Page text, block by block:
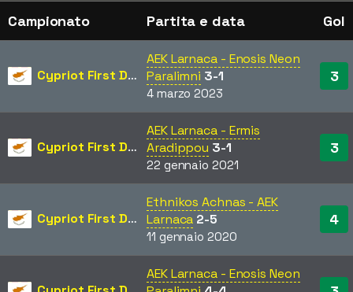
Campionato Partita e data Gol
Cypriot First Division
AEK Larnaca - Enosis Neon
Paralimni 3-1
4 marzo 2023
3
Cypriot First Division
AEK Larnaca - Ermis
Aradippou 3-1
22 gennaio 2021
3
Cypriot First Division
Ethnikos Achnas - AEK
Larnaca 2-5
11 gennaio 2020
4
AEK Larnaca - Enosis Neon